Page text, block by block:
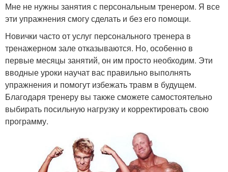
Мне не нужны занятия с персональным тренером. Я все
эти упражнения смогу сделать и без его помощи.
Новички часто от услуг персонального тренера в
тренажерном зале отказываются. Но, особенно в
первые месяцы занятий, он им просто необходим. Эти
вводные уроки научат вас правильно выполнять
упражнения и помогут избежать травм в будущем.
Благодаря тренеру вы также сможете самостоятельно
выбирать посильную нагрузку и корректировать свою
программу.